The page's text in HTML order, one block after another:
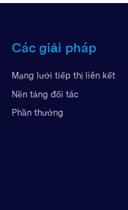
Các giải pháp
Mạng lưới tiếp thị liên kết
Nền tảng đối tác
Phần thưởng